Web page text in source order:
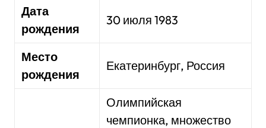
Дата
рождения
30 июля 1983
Место
рождения
Екатеринбург, Россия
Олимпийская
чемпионка, множество